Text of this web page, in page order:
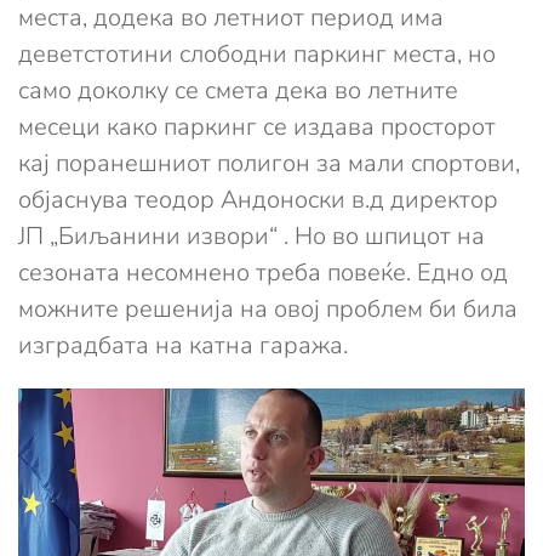
места, додека во летниот период има
деветстотини слободни паркинг места, но
само доколку се смета дека во летните
месеци како паркинг се издава просторот
кај поранешниот полигон за мали спортови,
објаснува теодор Андоноски в.д директор
ЈП „Биљанини извори“ . Но во шпицот на
сезоната несомнено треба повеќе. Едно од
можните решенија на овој проблем би била
изградбата на катна гаража.